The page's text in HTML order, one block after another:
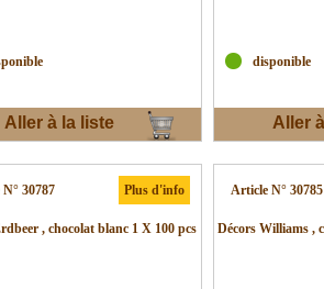
Aller à la liste
disponible
Aller
30787 Plus d'info
, chocolat blanc 1 X 100 pcs
Article N° 30785
Décors Williams ,